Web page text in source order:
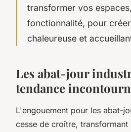
transformer vos
fonctionnalité, pour
chaleureuse et
Les abat-jour
tendance
L'engouement pour les abat-
cesse de croître, transformant